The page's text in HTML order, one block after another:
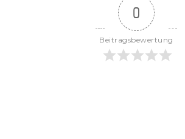
0
Beitragsbewertung